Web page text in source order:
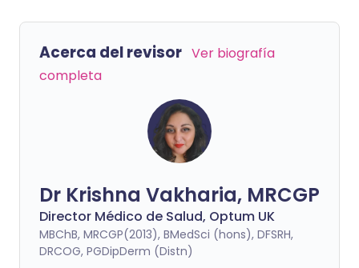
Acerca del revisor Ver biografía
completa
Dr Krishna Vakharia, MRCGP
Director Médico de Salud, Optum UK
MBChB, MRCGP(2013), BMedSci (hons), DFSRH,
DRCOG, PGDipDerm (Distn)